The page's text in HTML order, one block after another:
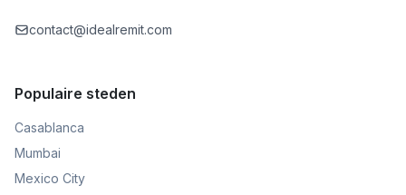
contact@idealremit.com
Populaire steden
Casablanca
Mumbai
Mexico City